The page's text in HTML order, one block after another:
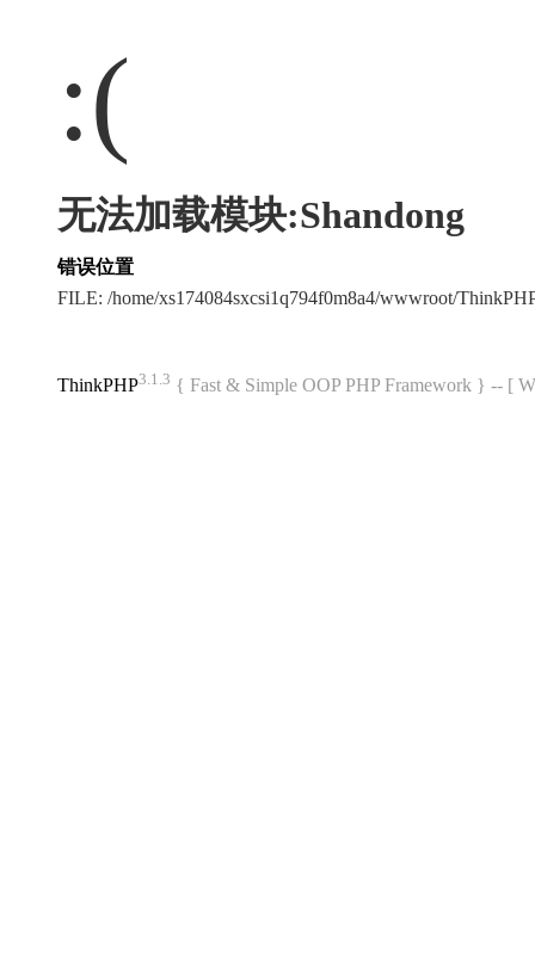
:(
无法加载模块:Shandong
错误位置
FILE: /home/xs174084sxcsi1q794f0m8a4/wwwroot/
ThinkPHP3.1.3 { Fast & Simple OOP PHP Framework } -- [